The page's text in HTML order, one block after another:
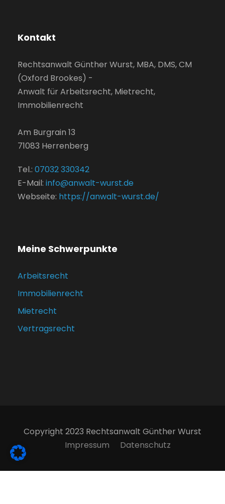
Kontakt
Rechtsanwalt Günther Wurst, MBA, DMS, CM
(Oxford Brookes) -
Anwalt für Arbeitsrecht, Mietrecht,
Immobilienrecht
Am Burgrain 13
71083 Herrenberg
Tel.: 07032 330342
E-Mail: info@anwalt-wurst.de
Webseite: https://anwalt-wurst.de/
Meine Schwerpunkte
Arbeitsrecht
Immobilienrecht
Mietrecht
Vertragsrecht
Copyright 2023 Rechtsanwalt Günther Wurst
Impressum
Datenschutz